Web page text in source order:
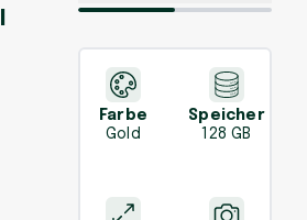
Farbe
Gold
Speicher
128 GB